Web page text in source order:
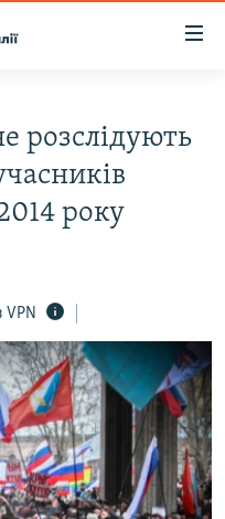
розслідують
року
VPN